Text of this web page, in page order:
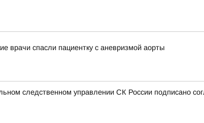
врачи спасли пациентку с аневризмой аорты
следственном управлении СК России подписано